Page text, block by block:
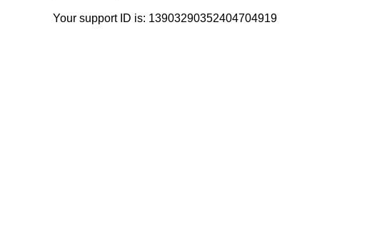
Your support ID is: 13903290352404704919